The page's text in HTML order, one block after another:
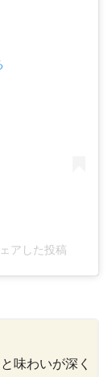
アした投稿
味わいが深く